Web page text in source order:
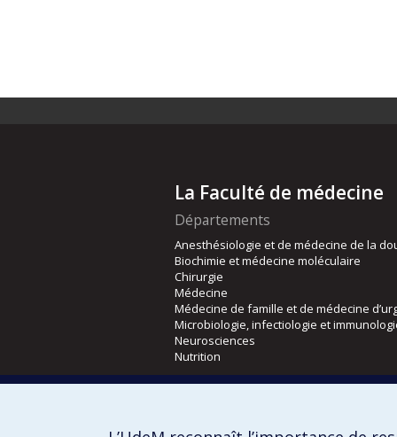
La Faculté de médecine
Départements
Anesthésiologie et de médecine de la
Biochimie et médecine moléculaire
Chirurgie
Médecine
Médecine de famille et de médecine
Microbiologie, infectiologie et
Neurosciences
Nutrition